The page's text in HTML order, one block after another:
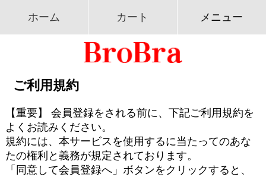
ホーム カート メニュー
ご利用規約
【重要】 会員登録をされる前に、下記ご利用規約を
よくお読みください。
規約には、本サービスを使用するに当たってのあな
たの権利と義務が規定されております。
「同意して会員登録へ」ボタンをクリックすると、